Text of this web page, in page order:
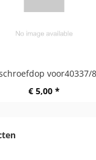
voor40337/
€ 5,00 *